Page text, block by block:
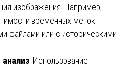
изображения. Например,
временных меток
файлами или с историческими
анализ: Использование